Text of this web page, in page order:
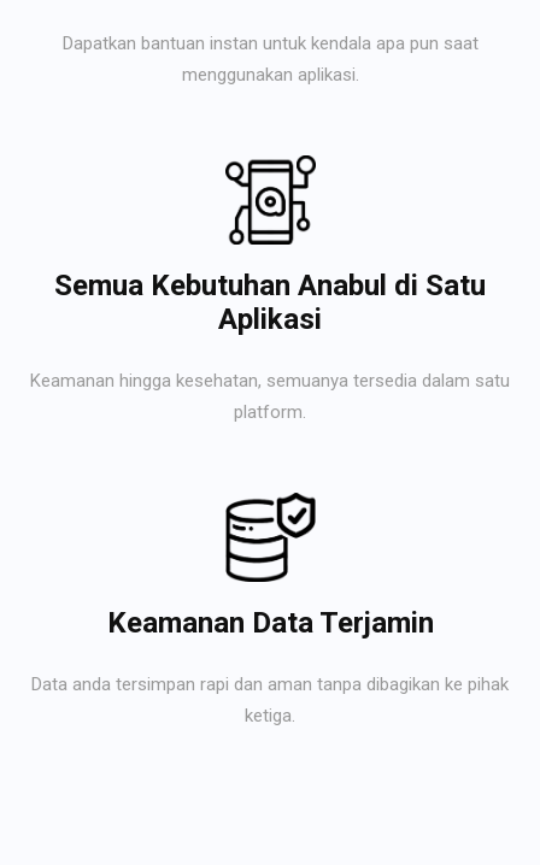
Dapatkan bantuan instan untuk kendala apa pun saat
menggunakan aplikasi.
Semua Kebutuhan Anabul di Satu
Aplikasi
Keamanan hingga kesehatan, semuanya tersedia dalam satu
platform.
Keamanan Data Terjamin
Data anda tersimpan rapi dan aman tanpa dibagikan ke pihak
ketiga.